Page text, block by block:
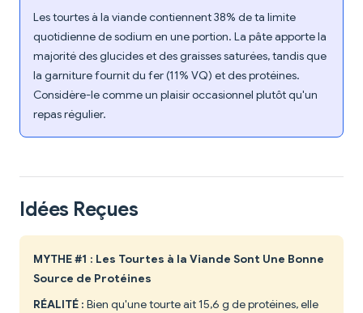
Les tourtes à la viande contiennent 38% de ta limite
quotidienne de sodium en une portion. La pâte apporte la
majorité des glucides et des graisses saturées, tandis que
la garniture fournit du fer (11% VQ) et des protéines.
Considère-le comme un plaisir occasionnel plutôt qu'un
repas régulier.
Idées Reçues
MYTHE #1 : Les Tourtes à la Viande Sont Une Bonne
Source de Protéines
RÉALITÉ : Bien qu'une tourte ait 15,6 g de protéines, elle